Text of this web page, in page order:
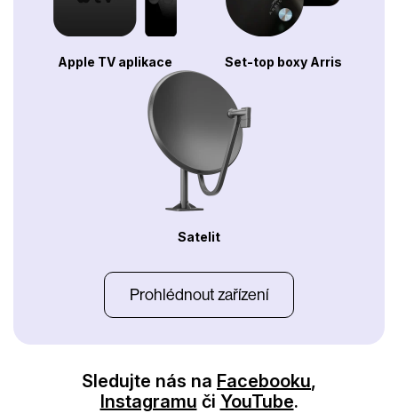
Apple TV aplikace Set-top boxy Arris
Satelit
Prohlédnout zařízení
Sledujte nás na Facebooku,
Instagramu či YouTube.